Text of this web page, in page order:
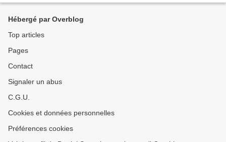
Hébergé par Overblog
Top articles
Pages
Contact
Signaler un abus
C.G.U.
Cookies et données personnelles
Préférences cookies